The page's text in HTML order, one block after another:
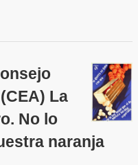
La
No lo
naranja